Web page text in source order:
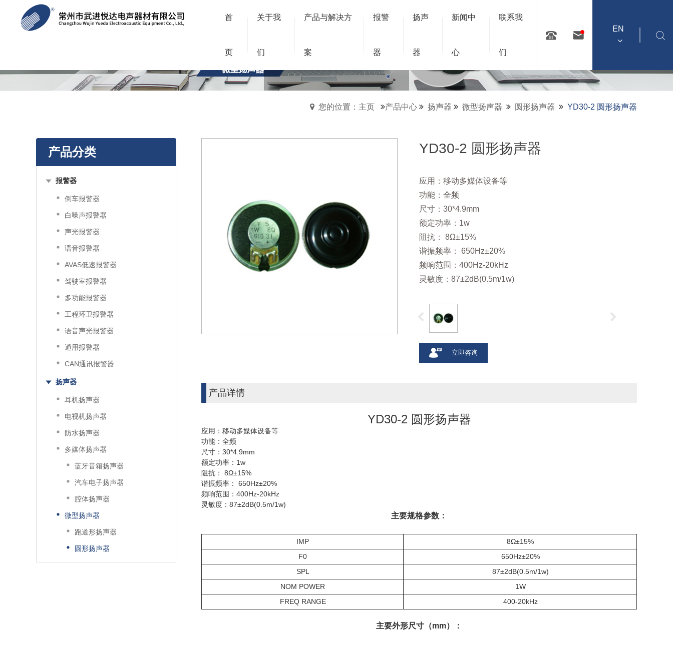
首
页
关于我
们
产品与解决方
案
报警
器
扬声
器
新闻中
心
联系我
们
EN
圆形扬声器
您的位置：主页 产品中心 扬声器 微型扬声器 圆形扬声器 YD30-2 圆形扬声器
产品分类
报警器
倒车报警器
白噪声报警器
声光报警器
语音报警器
AVAS低速报警器
驾驶室报警器
多功能报警器
工程环卫报警器
语音声光报警器
通用报警器
CAN通讯报警器
扬声器
耳机扬声器
电视机扬声器
防水扬声器
多媒体扬声器
蓝牙音箱扬声器
汽车电子扬声器
腔体扬声器
微型扬声器
跑道形扬声器
圆形扬声器
YD30-2 圆形扬声器
应用：移动多媒体设备等
功能：全频
尺寸：30*4.9mm
额定功率：1w
阻抗： 8Ω±15%
谐振频率： 650Hz±20%
频响范围：400Hz-20kHz
灵敏度：87±2dB(0.5m/1w)
立即咨询
产品详情
YD30-2 圆形扬声器
应用：移动多媒体设备等
功能：全频
尺寸：30*4.9mm
额定功率：1w
阻抗： 8Ω±15%
谐振频率： 650Hz±20%
频响范围：400Hz-20kHz
灵敏度：87±2dB(0.5m/1w)
主要规格参数：
IMP
8Ω±15%
F0
650Hz±20%
SPL
87±2dB(0.5m/1w)
NOM POWER
1W
FREQ RANGE
400-20kHz
主要外形尺寸（mm）：